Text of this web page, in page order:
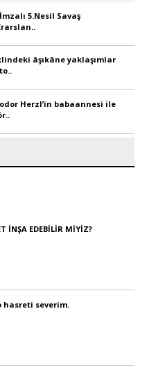
5.Nesil Savaş
âşıkâne yaklaşımlar
Herzl’in babaannesi ile
İNŞA EDEBİLİR MİYİZ?
hasreti severim.